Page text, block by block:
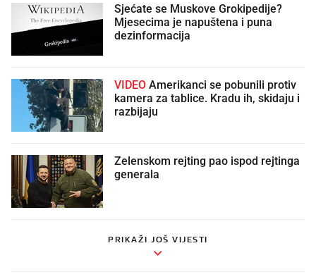
Sjećate se Muskove Grokipedije?
Mjesecima je napuštena i puna
dezinformacija
VIDEO
kamera za tablice. Kradu ih, skidaju i
razbijaju
Zelenskom rejting pao ispod rejtinga
generala
PRIKAŽI JOŠ VIJESTI